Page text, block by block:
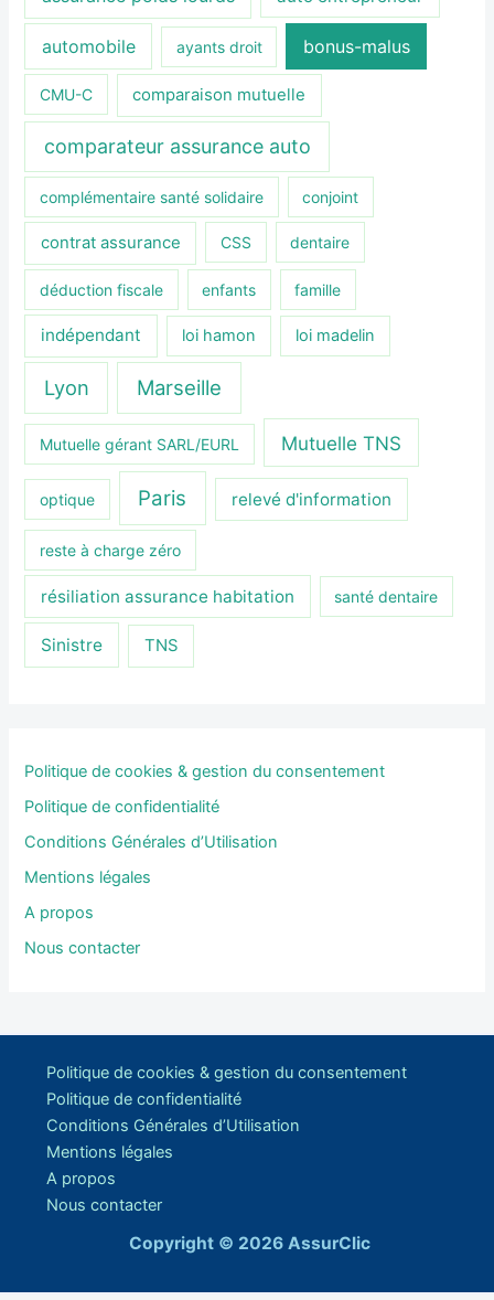
automobile ayants droit bonus-malus
CMU-C comparaison mutuelle
comparateur assurance auto
complémentaire santé solidaire conjoint
contrat assurance CSS dentaire
déduction fiscale enfants famille
indépendant loi hamon loi madelin
Lyon Marseille
Mutuelle gérant SARL/EURL Mutuelle TNS
optique Paris relevé d'information
reste à charge zéro
résiliation assurance habitation santé dentaire
Sinistre TNS
Politique de cookies & gestion du consentement
Politique de confidentialité
Conditions Générales d’Utilisation
Mentions légales
A propos
Nous contacter
Politique de cookies & gestion du consentement
Politique de confidentialité
Conditions Générales d’Utilisation
Mentions légales
A propos
Nous contacter
Copyright © 2026 AssurClic